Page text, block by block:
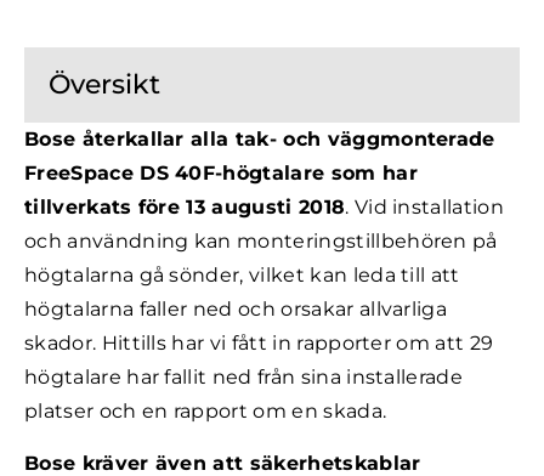
Översikt
Bose återkallar alla tak- och väggmonterade
FreeSpace DS 40F-högtalare som har
tillverkats före 13 augusti 2018. Vid installation
och användning kan monteringstillbehören på
högtalarna gå sönder, vilket kan leda till att
högtalarna faller ned och orsakar allvarliga
skador. Hittills har vi fått in rapporter om att 29
högtalare har fallit ned från sina installerade
platser och en rapport om en skada.
Bose kräver även att säkerhetskablar